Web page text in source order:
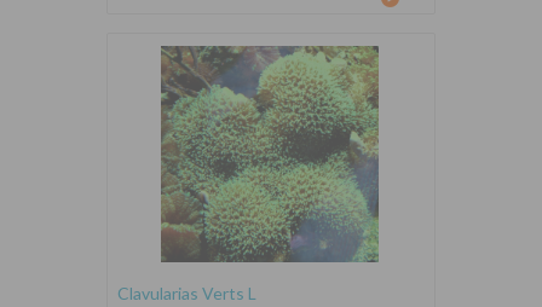
Clavularias Verts L